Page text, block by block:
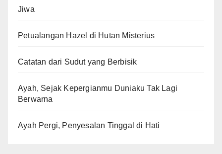
Jiwa
Petualangan Hazel di Hutan Misterius
Catatan dari Sudut yang Berbisik
Ayah, Sejak Kepergianmu Duniaku Tak Lagi
Berwarna
Ayah Pergi, Penyesalan Tinggal di Hati